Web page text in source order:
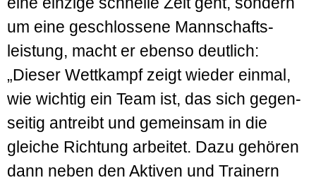
um eine geschlossene Mann­schafts­
leistung, macht er ebenso deutlich:
„Dieser Wett­kampf zeigt wieder einmal,
wie wichtig ein Team ist, das sich gegen­
seitig antreibt und gemeinsam in die
gleiche Richtung arbeitet. Dazu gehören
dann neben den Aktiven und Trainern